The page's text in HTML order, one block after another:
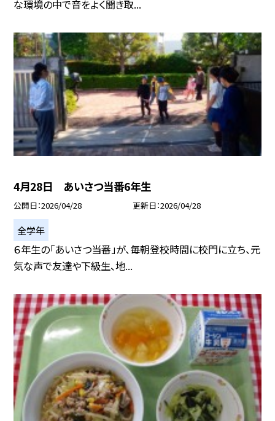
な環境の中で音をよく聞き取...
4月28日 あいさつ当番6年生
公開日 2026/04/28 更新日 2026/04/28
全学年
６年生の「あいさつ当番」が、毎朝登校時間に校門に立ち、元
気な声で友達や下級生、地...